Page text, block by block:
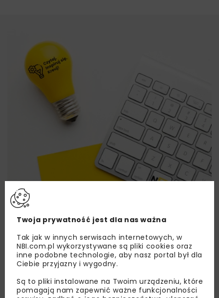
Lubisz wiedzieć więcej?
Zapisz się do newslettera aby otrzymywać od
nas najlepsze informacje branżowe,
dedykowane akcje specjalne.
Twoja prywatność jest dla nas ważna
Tak jak w innych serwisach internetowych, w
NBI.com.pl wykorzystywane są pliki cookies oraz
inne podobne technologie, aby nasz portal był dla
Ciebie przyjazny i wygodny.
Są to pliki instalowane na Twoim urządzeniu, które
pomagają nam zapewnić ważne funkcjonalności